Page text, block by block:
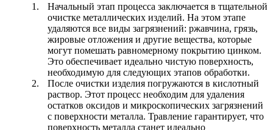
Начальный этап процесса заключается в тщательной
очистке металлических изделий. На этом этапе
удаляются все виды загрязнений: ржавчина, грязь,
жировые отложения и другие вещества, которые
могут помешать равномерному покрытию цинком.
Это обеспечивает идеально чистую поверхность,
необходимую для следующих этапов обработки.
После очистки изделия погружаются в кислотный
раствор. Этот процесс необходим для удаления
остатков оксидов и микроскопических загрязнений
с поверхности металла. Травление гарантирует, что
поверхность металла станет идеально